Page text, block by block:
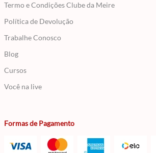
Termo e Condições Clube da Meire
Política de Devolução
Trabalhe Conosco
Blog
Cursos
Você na live
Formas de Pagamento